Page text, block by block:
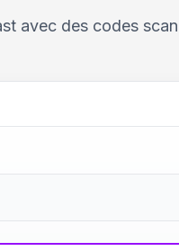
avec des codes